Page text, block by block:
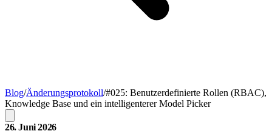
Blog/Änderungsprotokoll/#025: Benutzerdefinierte Rollen (RBAC),
Knowledge Base und ein intelligenterer Model Picker
26. Juni 2026